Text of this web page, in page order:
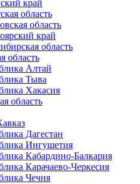
край
область
область
край
область
область
Алтай
Тыва
Хакасия
область
Дагестан
Ингушетия
Кабардино-Балкария
Карачаево-Черкесия
Чечня